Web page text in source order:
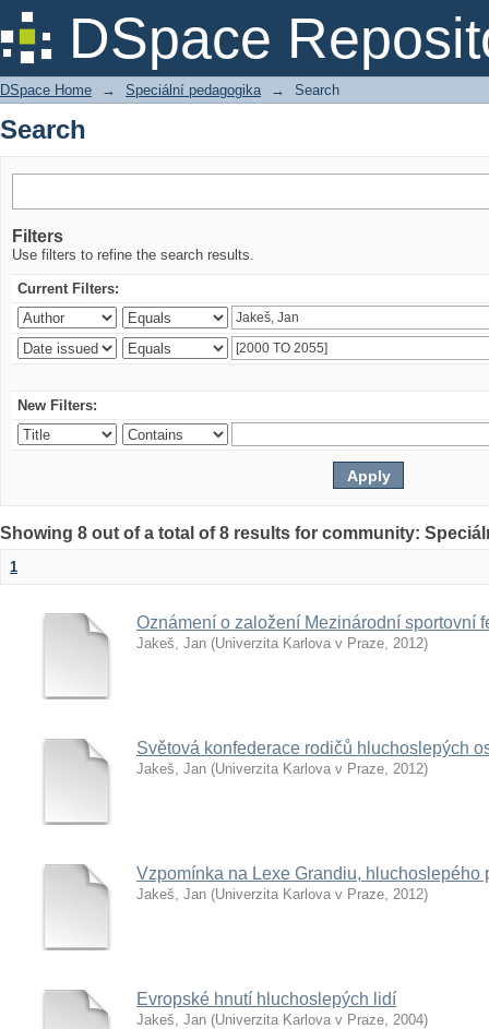
DSpace
Search
DSpace Home → Speciální pedagogika → Search
Search
Filters
Use filters to refine the search results.
Current Filters:
New Filters:
Showing 8 out of a total of 8 results for community:
1
Oznámení o založení Mezinárodní sportovní
Jakeš, Jan (Univerzita Karlova v Praze, 2012)
Světová konfederace rodičů hluchoslepých
Jakeš, Jan (Univerzita Karlova v Praze, 2012)
Vzpomínka na Lexe Grandiu, hluchoslepého
Jakeš, Jan (Univerzita Karlova v Praze, 2012)
Evropské hnutí hluchoslepých lidí
Jakeš, Jan (Univerzita Karlova v Praze, 2004)